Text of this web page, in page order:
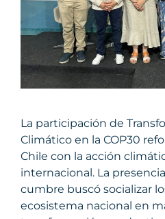
La participación de
Climático en la COP30
Chile con la acción
internacional. La
cumbre buscó socializar
ecosistema nacional en